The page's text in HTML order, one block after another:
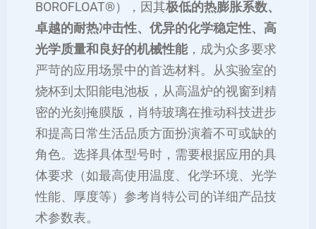
BOROFLOAT®），因其极低的热膨胀系数、
卓越的耐热冲击性、优异的化学稳定性、高
光学质量和良好的机械性能，成为众多要求
严苛的应用场景中的首选材料。从实验室的
烧杯到太阳能电池板，从高温炉的视窗到精
密的光刻掩膜版，肖特玻璃在推动科技进步
和提高日常生活品质方面扮演着不可或缺的
角色。选择具体型号时，需要根据应用的具
体要求（如最高使用温度、化学环境、光学
性能、厚度等）参考肖特公司的详细产品技
术参数表。